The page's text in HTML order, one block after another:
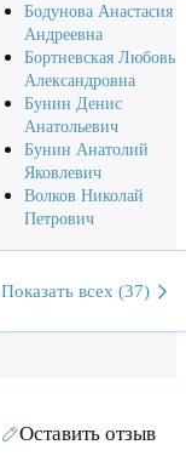
Бодунова Анастасия
Андреевна
Бортневская Любовь
Александровна
Бунин Денис
Анатольевич
Бунин Анатолий
Яковлевич
Волков Николай
Петрович
Показать всех (37)
Оставить отзыв